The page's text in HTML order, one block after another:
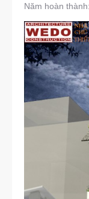
Năm hoàn